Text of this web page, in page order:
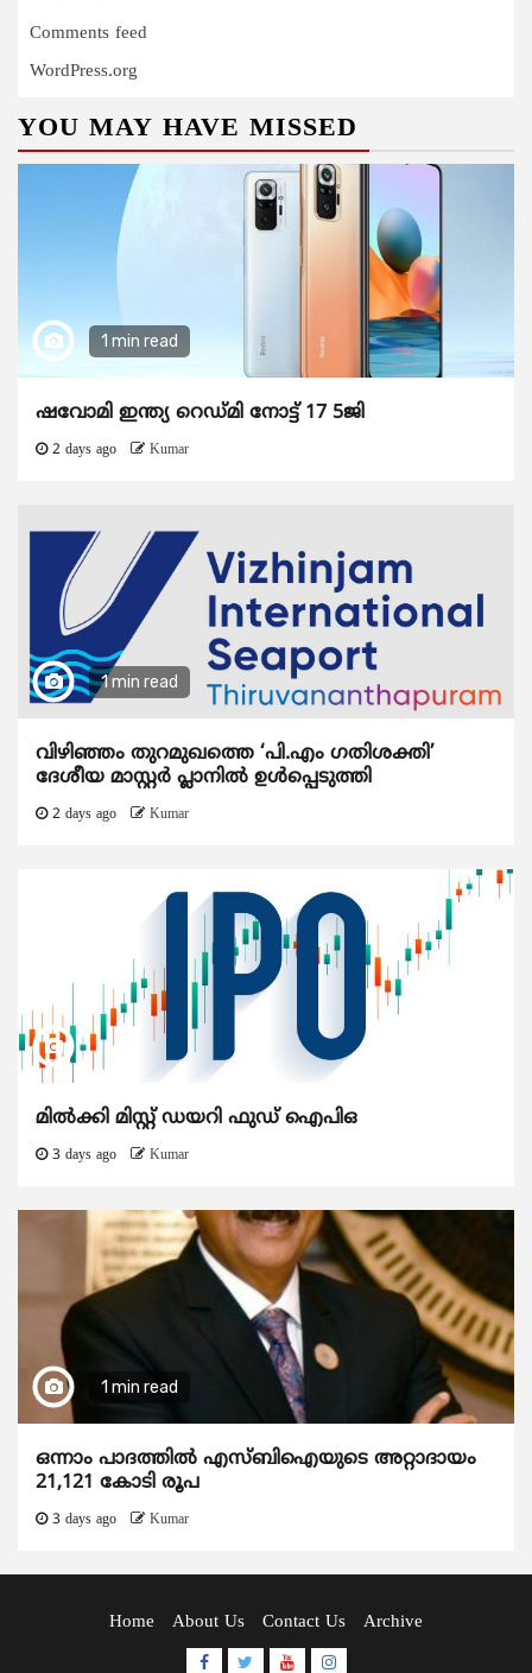
Comments feed
WordPress.org
YOU MAY HAVE MISSED
1 min read
ഷവോമി ഇന്ത്യ റെഡ്മി നോട്ട് 17 5ജി
2 days ago Kumar
1 min read
വിഴിഞ്ഞം തുറമുഖത്തെ ‘പി.എം ഗതിശക്തി’
ദേശീയ മാസ്റ്റർ പ്ലാനിൽ ഉൾപ്പെടുത്തി
2 days ago Kumar
മിൽക്കി മിസ്റ്റ് ഡയറി ഫുഡ് ഐപിഒ
3 days ago Kumar
1 min read
ഒന്നാം പാദത്തിൽ എസ്ബിഐയുടെ അറ്റാദായം
21,121 കോടി രൂപ
3 days ago Kumar
Home About Us Contact Us Archive
Facebook
TwitterYoutubeInstagram